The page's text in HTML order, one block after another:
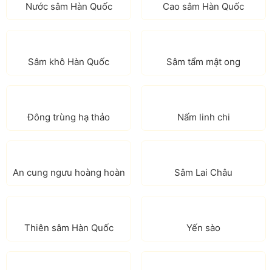
Nước sâm Hàn Quốc Cao sâm Hàn Quốc
Sâm khô Hàn Quốc Sâm tẩm mật ong
Đông trùng hạ thảo Nấm linh chi
An cung ngưu hoàng hoàn Sâm Lai Châu
Thiên sâm Hàn Quốc Yến sào